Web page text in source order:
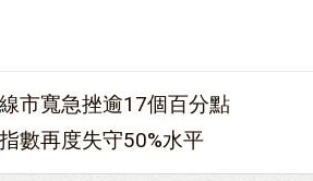
市寬急挫逾17個百分點
數再度失守50%水平